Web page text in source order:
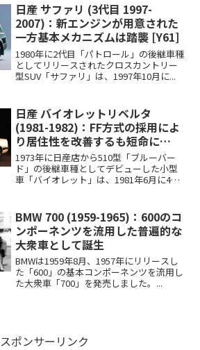
日産 サファリ (3代目 1997-
2007)：新エンジンが用意された
一方基本メカニズムは踏襲 [Y61]
1980年に2代目「パトロール」の後継車種
としてリリースされたクロスカントリー
型SUV「サファリ」は、1997年10月に...
日産 バイオレットリベルタ
(1981-1982)：FF方式の採用によ
り居住性を改善するも短命に
[T11]
1973年に日産店から510型「ブルーバー
ド」の後継車種としてデビューした小型
車「バイオレット」は、1981年6月に4
BMW 700 (1959-1965)：600のコ
ンポーネンツを流用した普遍的な
大衆車として誕生
BMWは1959年8月、1957年にリリースし
た「600」の基本コンポーネンツを流用し
た大衆車「700」を発売しました。...
スポンサーリンク